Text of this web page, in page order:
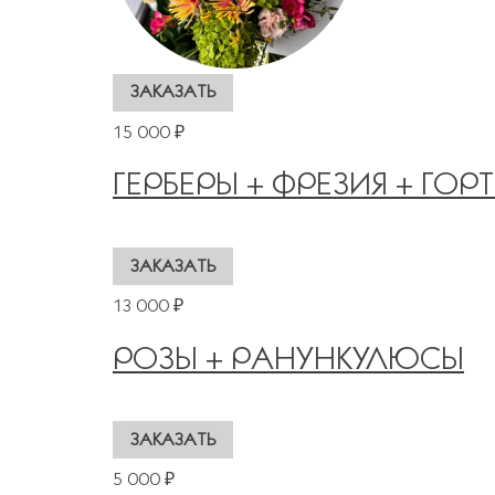
15 000 ₽
ГЕРБЕРЫ + ФРЕЗИЯ +
13 000 ₽
РОЗЫ + РАНУНКУЛЮСЫ
5 000 ₽